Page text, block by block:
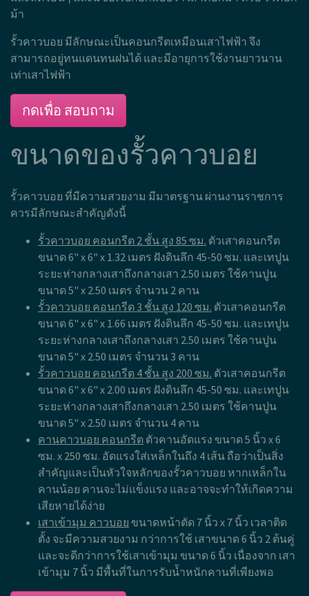
#H.CBD - ประตูรั้วคาวบอย
สอบถาม และประเมินราคา
รั้วคาวบอย คือ
อาณาเขต แบ่งแขตแดน ใช้ล้อมสัตว์ ล้อมวัว ล้อมม้า ล้อมแกะ
และสัตว์อื่นๆ และมีชื่อเรียกอีกแบบว่า เสาคอกม้า หรือ รั้วคอก
รั้วคาวบอย มีลักษณะเป็นคอนกรีตเหมือนเสาไฟฟ้า จึง
สามารถอยู่ทนแดนทนฝนได้ และมีอายุการใช้งานยาวนาน
เท่าเสาไฟฟ้า
กดเพื่อ สอบถาม
ขนาดของรั้วคาวบอย
รั้วคาวบอย ที่มีความสวยงาม มีมาตรฐาน ผ่านงานราชการ
ควรมีลักษณะสำคัญดังนี้
รั้วคาวบอย คอนกรีต 2 ชั้น สูง 85 ซม. ตัวเสาคอนกรีต
ขนาด 6" x 6" x 1.32 เมตร ฝังดินลึก 45-50 ซม. และเทปูน
ระยะห่างกลางเสาถึงกลางเสา 2.50 เมตร ใช้คานปูน
ขนาด 5" x 2.50 เมตร จำนวน 2 คาน
รั้วคาวบอย คอนกรีต 3 ชั้น สูง 120 ซม.ตัวเสาคอนกรีต
ขนาด 6" x 6" x 1.66 เมตร ฝังดินลึก 45-50 ซม. และเทปูน
ระยะห่างกลางเสาถึงกลางเสา 2.50 เมตร ใช้คานปูน
ขนาด 5" x 2.50 เมตร จำนวน 3 คาน
รั้วคาวบอย คอนกรีต 4 ชั้น สูง 200 ซม.